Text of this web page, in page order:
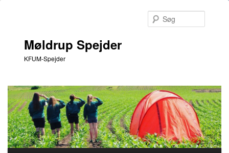
Møldrup Spejder
KFUM-Spejder